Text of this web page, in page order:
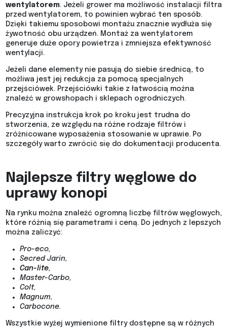
wentylatorem. Jeżeli grower ma możliwość instalacji filtra
przed wentylatorem, to powinien wybrać ten sposób.
Dzięki takiemu sposobowi montażu znacznie wydłuża się
żywotność obu urządzeń. Montaż za wentylatorem
generuje duże opory powietrza i zmniejsza efektywność
wentylacji.
Jeżeli dane elementy nie pasują do siebie średnicą, to
możliwa jest jej redukcja za pomocą specjalnych
przejściówek. Przejściówki takie z łatwością można
znaleźć w growshopach i sklepach ogrodniczych.
Precyzyjna instrukcja krok po kroku jest trudna do
stworzenia, ze względu na różne rodzaje filtrów i
zróżnicowane wyposażenia stosowanie w uprawie. Po
szczegóły warto zwrócić się do dokumentacji producenta.
Najlepsze filtry węglowe do
uprawy konopi
Na rynku można znaleźć ogromną liczbę filtrów węglowych,
które różnią się parametrami i ceną. Do jednych z lepszych
można zaliczyć:
Pro-eco,
Secred Jarin,
Can-lite,
Master-Carbo,
Colt,
Magnum,
Carbocone.
Wszystkie wyżej wymienione filtry dostępne są w różnych